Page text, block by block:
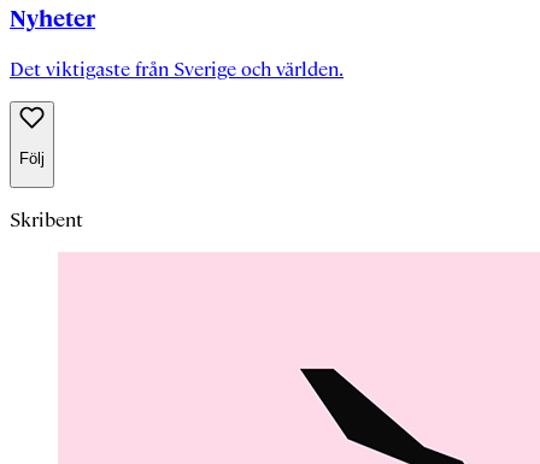
Nyheter
Det viktigaste från Sverige och världen.
Följ
Skribent